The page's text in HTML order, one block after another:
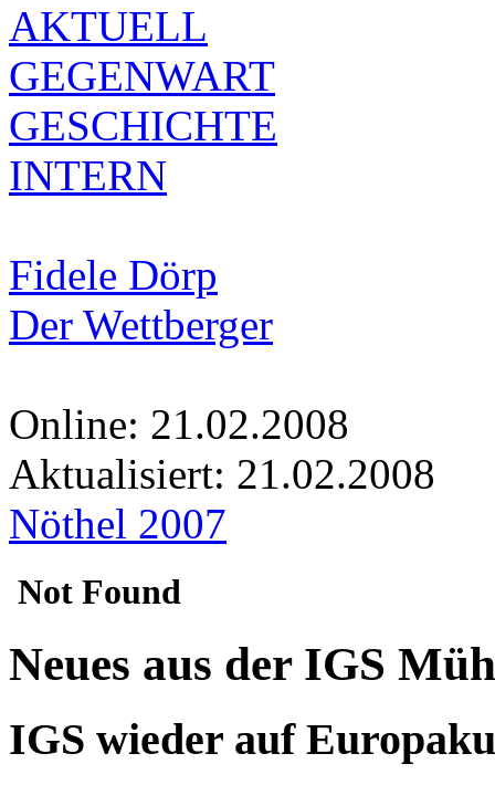
AKTUELL
GEGENWART
GESCHICHTE
INTERN
Fidele Dörp
Der Wettberger
Online: 21.02.2008
Aktualisiert: 21.02.2008
Nöthel 2007
Neues aus der IGS
IGS wieder auf